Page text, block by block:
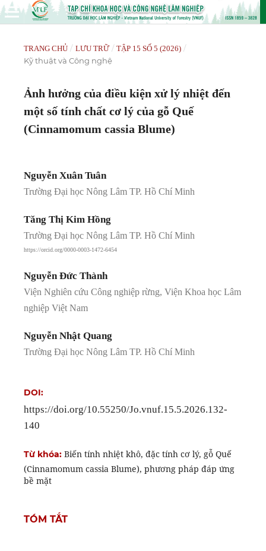
TRANG CHỦ / LƯU TRỮ / TẬP 15 SỐ 5 (2026) /
Kỹ thuật và Công nghệ
Ảnh hưởng của điều kiện xử lý nhiệt đến
một số tính chất cơ lý của gỗ Quế
(Cinnamomum cassia Blume)
Nguyễn Xuân Tuân
Trường Đại học Nông Lâm TP. Hồ Chí Minh
Tăng Thị Kim Hồng
Trường Đại học Nông Lâm TP. Hồ Chí Minh
https://orcid.org/0000-0003-1472-6454
Nguyễn Đức Thành
Viện Nghiên cứu Công nghiệp rừng, Viện Khoa học Lâm
nghiệp Việt Nam
Nguyễn Nhật Quang
Trường Đại học Nông Lâm TP. Hồ Chí Minh
DOI:
https://doi.org/10.55250/Jo.vnuf.15.5.2026.132-
140
Từ khóa: Biến tính nhiệt khô, đặc tính cơ lý, gỗ Quế
(Cinnamomum cassia Blume), phương pháp đáp ứng
bề mặt
TÓM TẮT